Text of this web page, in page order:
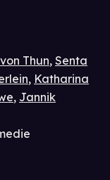
Thun, Senta
, Katharina
, Jannik